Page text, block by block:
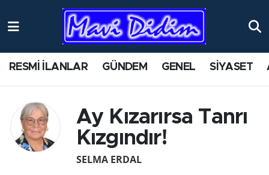
RESMİ İLANLAR GÜNDEM GENEL SİYASET
Ay Kızarırsa Tanrı
Kızgındır!
SELMA ERDAL
ANTİK YERLER
AYDIN
BİLİM VE TEKNOLOJİ
Nöbetçi Eczaneler
Namaz Vakitleri
Trafik Durumu
Süper Lig Puan Durumu ve Fikstür